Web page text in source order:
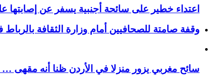
اعتداء خطير على سائحة أجنبية يسفر عن
وقفة صامتة للصحافيين أمام وزارة الثقافة بالرباط
سائح مغربي يزور منزلا في الأردن ظنا أنه مقهى …